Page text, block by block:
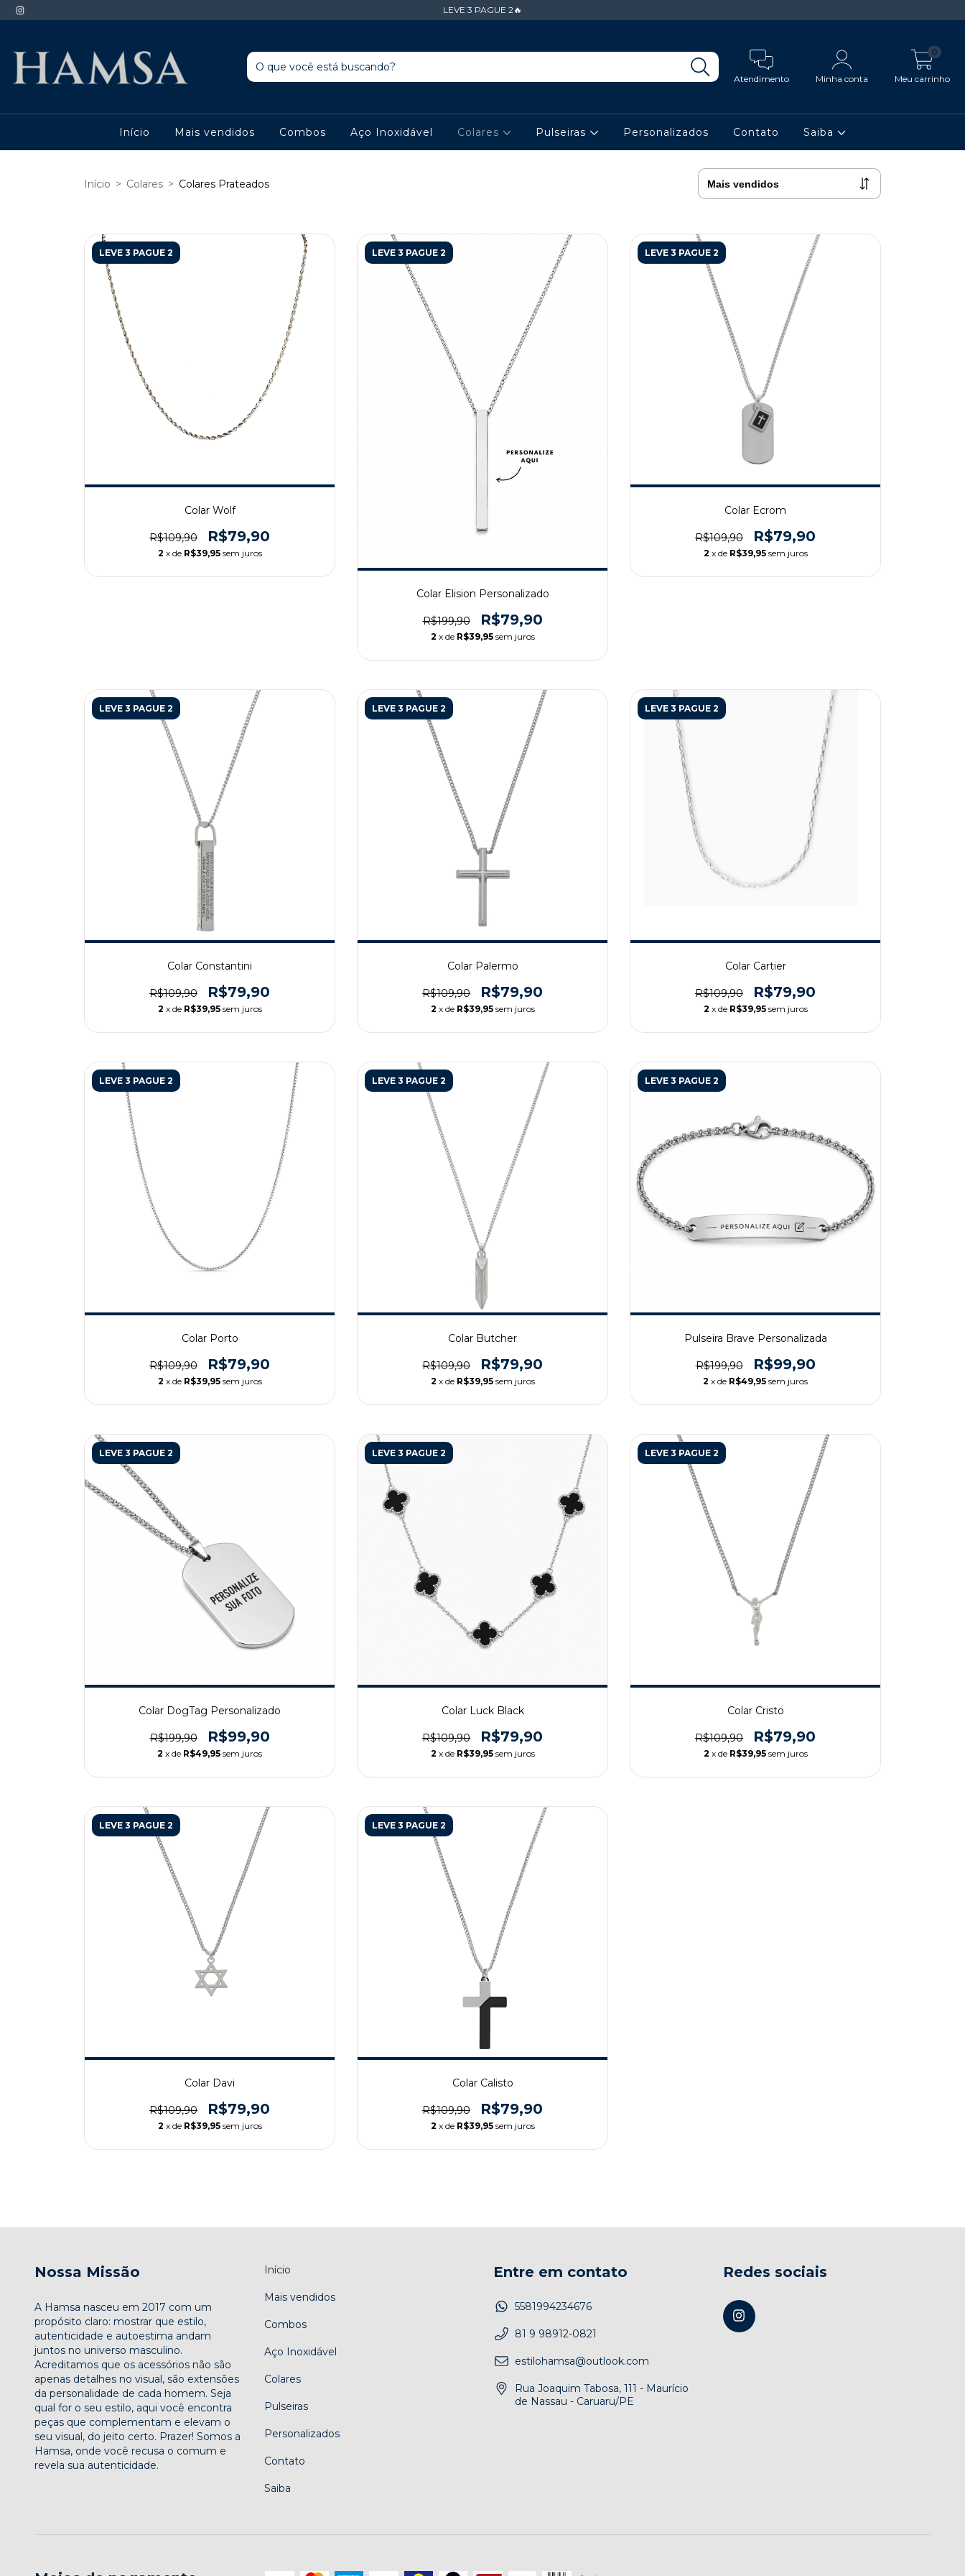
LEVE 3 PAGUE 2🔥
Atendimento Minha conta Meu carrinho
0
Início Mais vendidos Combos Aço Inoxidável Colares Pulseiras Personalizados Contato Saiba
Início > Colares > Colares Prateados
LEVE 3 PAGUE 2
Colar Wolf
R$109,90 R$79,90
2 x de R$39,95 sem juros
LEVE 3 PAGUE 2
Colar Elision Personalizado
R$199,90 R$79,90
2 x de R$39,95 sem juros
LEVE 3 PAGUE 2
Colar Ecrom
R$109,90 R$79,90
2 x de R$39,95 sem juros
LEVE 3 PAGUE 2
Colar Constantini
R$109,90 R$79,90
2 x de R$39,95 sem juros
LEVE 3 PAGUE 2
Colar Palermo
R$109,90 R$79,90
2 x de R$39,95 sem juros
LEVE 3 PAGUE 2
Colar Cartier
R$109,90 R$79,90
2 x de R$39,95 sem juros
LEVE 3 PAGUE 2
Colar Porto
R$109,90 R$79,90
2 x de R$39,95 sem juros
LEVE 3 PAGUE 2
Colar Butcher
R$109,90 R$79,90
2 x de R$39,95 sem juros
LEVE 3 PAGUE 2
Pulseira Brave Personalizada
R$199,90 R$99,90
2 x de R$49,95 sem juros
LEVE 3 PAGUE 2
Colar DogTag Personalizado
R$199,90 R$99,90
2 x de R$49,95 sem juros
LEVE 3 PAGUE 2
Colar Luck Black
R$109,90 R$79,90
2 x de R$39,95 sem juros
LEVE 3 PAGUE 2
Colar Cristo
R$109,90 R$79,90
2 x de R$39,95 sem juros
LEVE 3 PAGUE 2
Colar Davi
R$109,90 R$79,90
2 x de R$39,95 sem juros
LEVE 3 PAGUE 2
Colar Calisto
R$109,90 R$79,90
2 x de R$39,95 sem juros
Nossa Missão
A Hamsa nasceu em 2017 com um
propósito claro: mostrar que estilo,
autenticidade e autoestima andam
juntos no universo masculino.
Acreditamos que os acessórios não são
apenas detalhes no visual, são extensões
da personalidade de cada homem. Seja
qual for o seu estilo, aqui você encontra
peças que complementam e elevam o
seu visual, do jeito certo. Prazer! Somos a
Hamsa, onde você recusa o comum e
revela sua autenticidade.
Início
Mais vendidos
Combos
Aço Inoxidável
Colares
Pulseiras
Personalizados
Contato
Saiba
Entre em contato
5581994234676
81 9 98912-0821
estilohamsa@outlook.com
Rua Joaquim Tabosa, 111 - Maurício
de Nassau - Caruaru/PE
Redes sociais